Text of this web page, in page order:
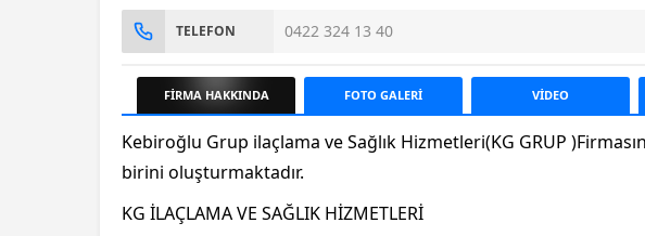
TELEFON 0422 324 13 40
FİRMA HAKKINDA FOTO GALERİ VİDEO
Kebiroğlu Grup ilaçlama ve Sağlık Hizmetleri(KG GRUP
birini oluşturmaktadır.
KG İLAÇLAMA VE SAĞLIK HİZMETLERİ